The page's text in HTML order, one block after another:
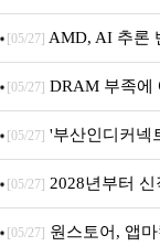
[05/27] AMD, AI 추론
[05/27] DRAM 부족에
퍼 대기
[05/27] '부산인디커넥
개막... 22일간 진행
[05/27] 2028년부터
문 추가
[05/27] 원스토어, 앱